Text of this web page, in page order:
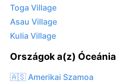
Toga Village
Asau Village
Kulia Village
Országok a(z) Óceánia
🇦🇸 Amerikai Szamoa